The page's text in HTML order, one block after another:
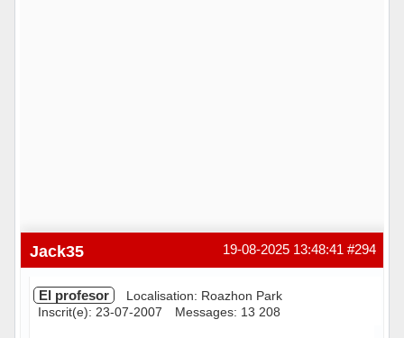
#294
19-08-2025 13:48:41
Jack35
El profesor
Localisation: Roazhon Park
Inscrit(e): 23-07-2007
Messages: 13 208